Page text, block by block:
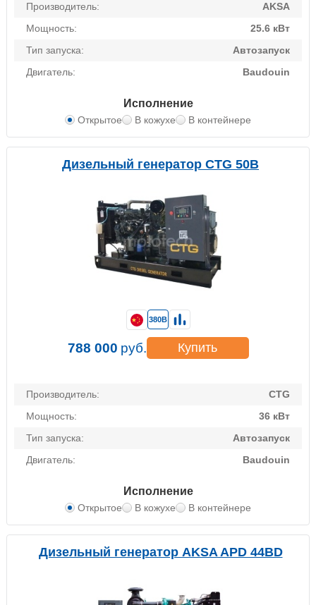
Производитель:
AKSA
Мощность:
25.6 кВт
Тип запуска:
Автозапуск
Двигатель:
Baudouin
Исполнение
Открытое В кожухе В контейнере
Дизельный генератор CTG 50B
Производитель:
CTG
Мощность:
36 кВт
Тип запуска:
Автозапуск
Двигатель:
Baudouin
Исполнение
Открытое В кожухе В контейнере
380В
788 000 руб. Купить
Дизельный генератор AKSA APD 44BD